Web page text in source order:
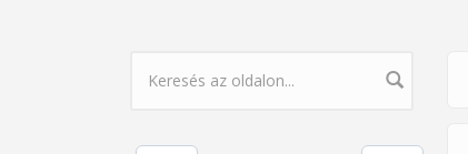
KERESÉS ŰRLAP